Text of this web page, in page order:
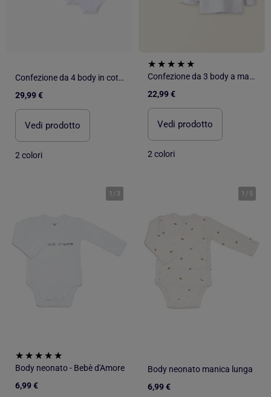
Confezione da 4 body in cotone spazzolato
29,99 €
Vedi prodotto
2 colori
Confezione da 3 body a manica lunga extra caldi
22,99 €
Vedi prodotto
2 colori
1 / 3
Body neonato - Bebè d'Amore
6,99 €
1 / 5
Body neonato manica lunga
6,99 €